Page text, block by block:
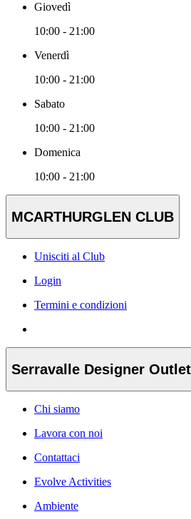
Giovedì
10:00 - 21:00
Venerdì
10:00 - 21:00
Sabato
10:00 - 21:00
Domenica
10:00 - 21:00
MCARTHURGLEN CLUB
Unisciti al Club
Login
Termini e condizioni
Serravalle Designer Outlet
Chi siamo
Lavora con noi
Contattaci
Evolve Activities
Ambiente